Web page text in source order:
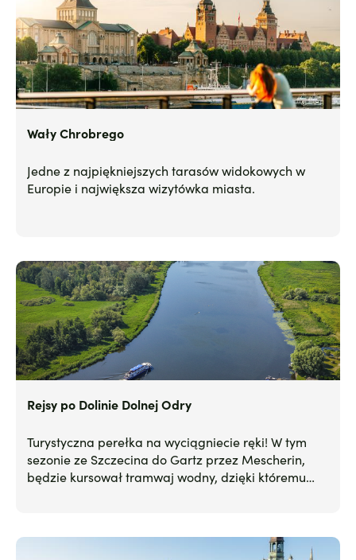
Wały Chrobrego
Jedne z najpiękniejszych tarasów widokowych w
Europie i największa wizytówka miasta.
Rejsy po Dolinie Dolnej Odry
Turystyczna perełka na wyciągniecie ręki! W tym
sezonie ze Szczecina do Gartz przez Mescherin,
będzie kursował tramwaj wodny, dzięki któremu